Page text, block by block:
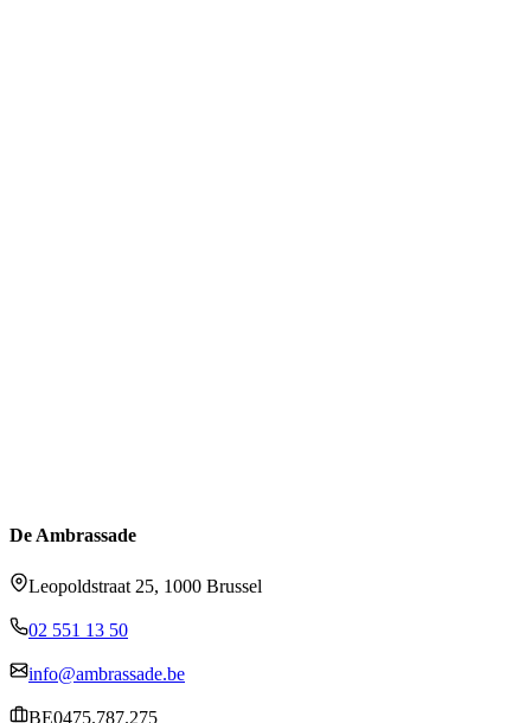
De Ambrassade
Leopoldstraat 25, 1000 Brussel
02 551 13 50
info@ambrassade.be
BE0475.787.275